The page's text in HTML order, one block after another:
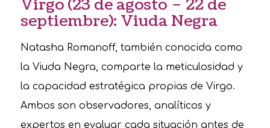
Virgo (23 de agosto – 22 de
septiembre): Viuda Negra
Natasha Romanoff, también conocida como
la Viuda Negra, comparte la meticulosidad y
la capacidad estratégica propias de Virgo.
Ambos son observadores, analíticos y
expertos en evaluar cada situación antes de